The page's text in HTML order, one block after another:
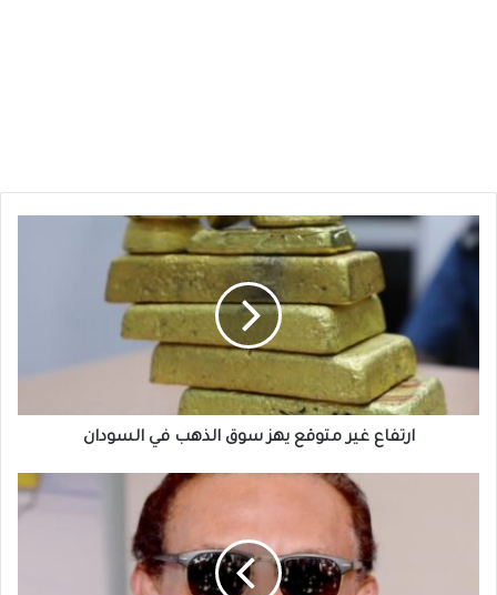
ارتفاع
غير
متوقع
في
السودان
ارتفاع غير متوقع يهز سوق الذهب في السودان